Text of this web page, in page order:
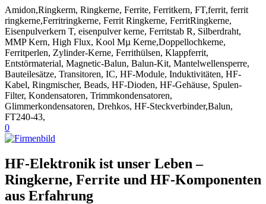
Amidon,Ringkerm, Ringkerne, Ferrite, Ferritkern, FT,ferrit, ferrit
ringkerne,Ferritringkerne, Ferrit Ringkerne, FerritRingkerne,
Eisenpulverkern T, eisenpulver kerne, Ferritstab R, Silberdraht,
MMP Kern, High Flux, Kool Mµ Kerne,Doppellochkerne,
Ferritperlen, Zylinder-Kerne, Ferrithülsen, Klappferrit,
Entstörmaterial, Magnetic-Balun, Balun-Kit, Mantelwellensperre,
Bauteilesätze, Transitoren, IC, HF-Module, Induktivitäten, HF-
Kabel, Ringmischer, Beads, HF-Dioden, HF-Gehäuse, Spulen-
Filter, Kondensatoren, Trimmkondensatoren,
Glimmerkondensatoren, Drehkos, HF-Steckverbinder,Balun,
FT240-43,
0
HF-Elektronik ist unser Leben –
Ringkerne, Ferrite und HF-Komponenten
aus Erfahrung